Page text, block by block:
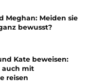
Meghan: Meiden sie
bewusst?
Kate beweisen:
auch mit
reisen